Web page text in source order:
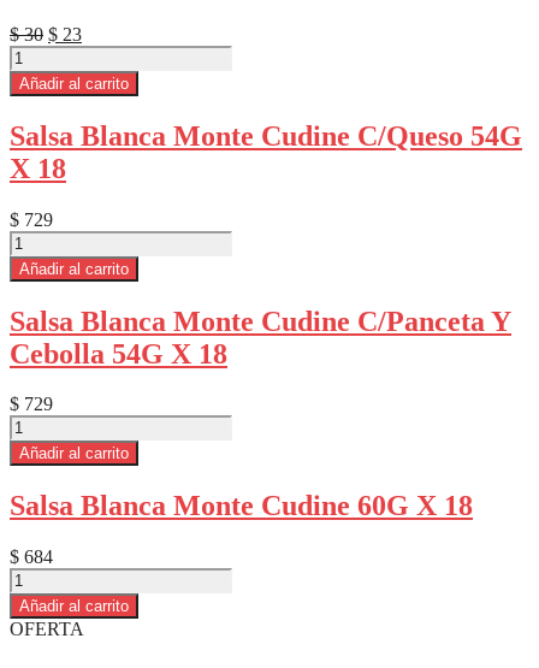
$30 El
precio
original
era:
$ 23El
precio
actual
es:
Ketchup
Cololo
200GR
cantidad
Añadir al carrito
Salsa Blanca Monte Cudine C/Queso 54G
X 18
$ 729
Salsa
Blanca
Monte
C/Queso
54G
X
18
cantidad
Añadir al carrito
Salsa Blanca Monte Cudine C/Panceta Y
Cebolla 54G X 18
$ 729
Salsa
Blanca
Monte
Cudine
C/Panceta
Cebolla
54G
X
18
cantidad
Añadir al carrito
Salsa Blanca Monte Cudine 60G X 18
$ 684
Salsa
Blanca
Monte
Cudine
Añadir al carrito
OFERTA